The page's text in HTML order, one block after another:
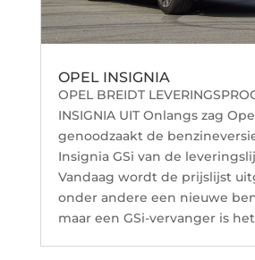
OPEL INSIGNIA
OPEL BREIDT
INSIGNIA UIT Onlangs zag
genoodzaakt de
Insignia GSi van de
Vandaag wordt de prijslijst
onder andere een nieuwe
maar een GSi-vervanger is